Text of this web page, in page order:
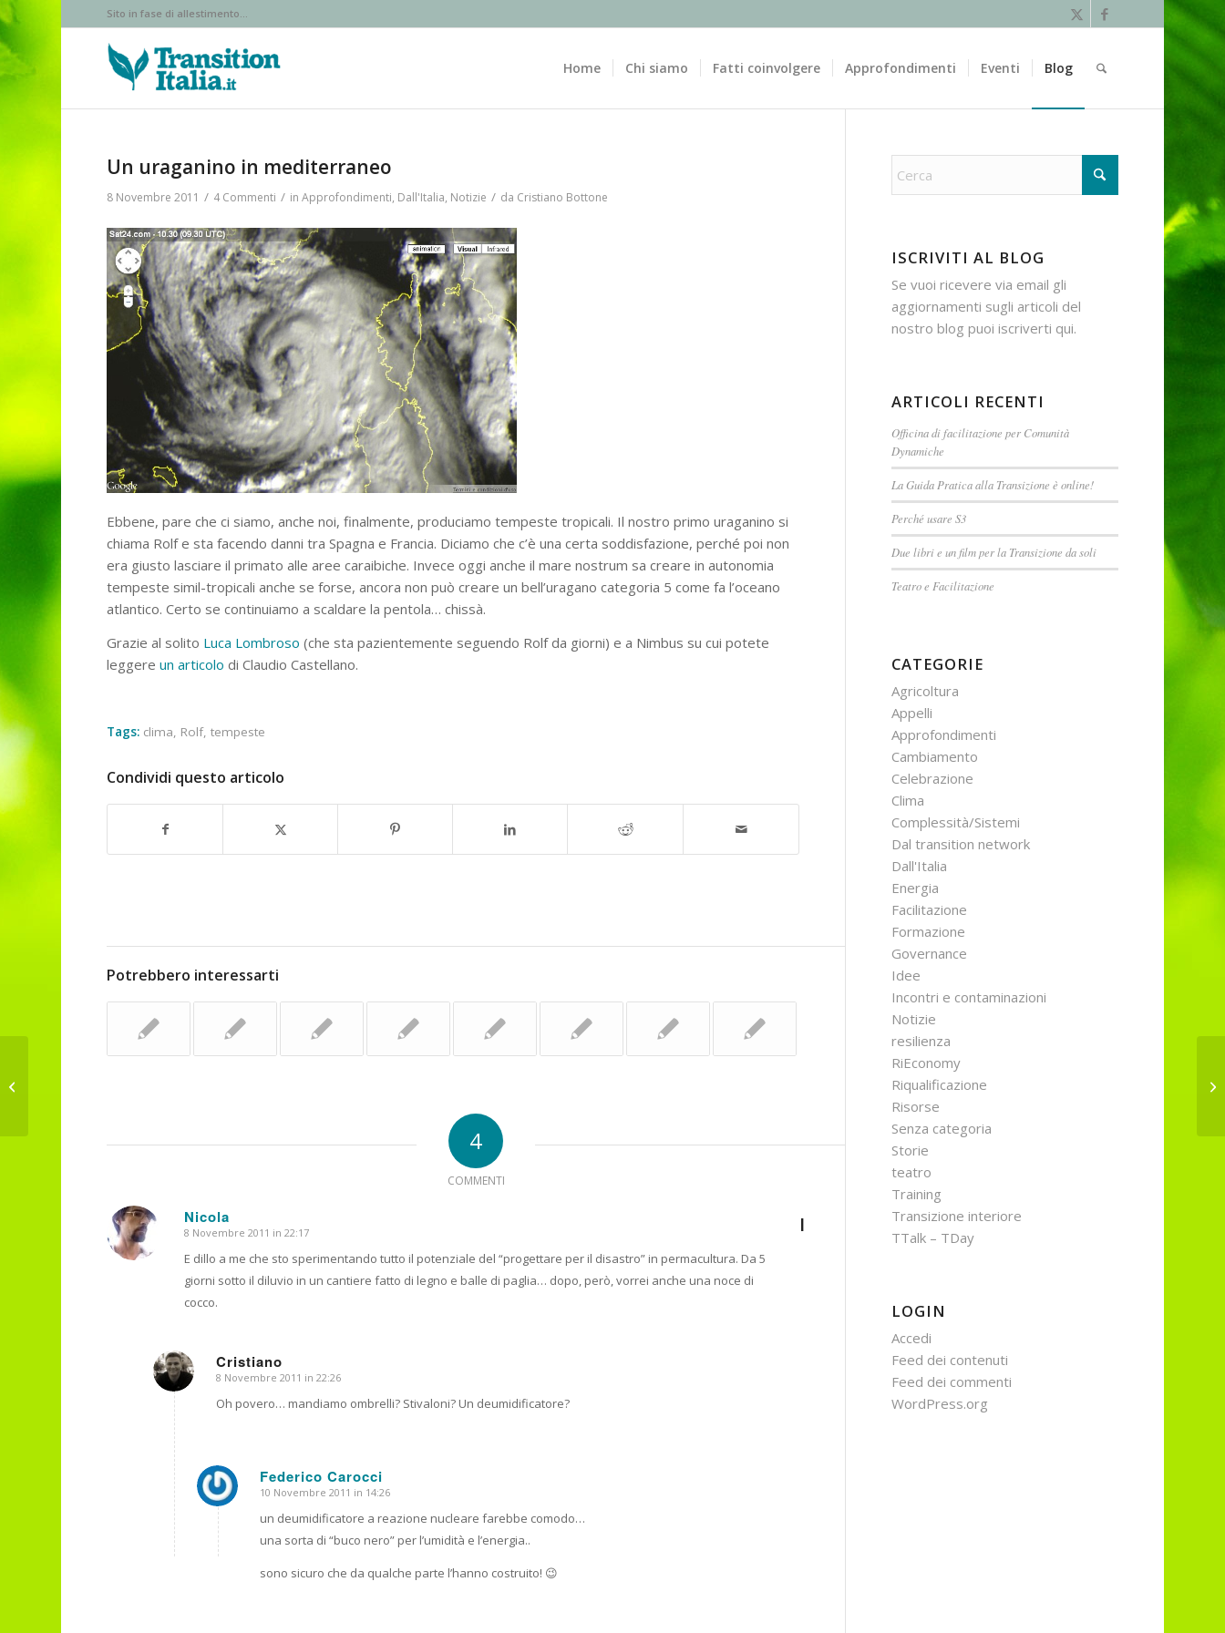
Sito in fase di allestimento...
Home Chi siamo Fatti coinvolgere Approfondimenti Eventi Blog
Un uraganino in mediterraneo
8 Novembre 2011 / 4 Commenti / inApprofondimenti, Dall'Italia, Notizie / da Cristiano Bottone
Ebbene, pare che ci siamo, anche noi, finalmente, produciamo tempeste tropicali. Il nostro primo uraganino si
chiama Rolf e sta facendo danni tra Spagna e Francia. Diciamo che c’è una certa soddisfazione, perché poi non
era giusto lasciare il primato alle aree caraibiche. Invece oggi anche il mare nostrum sa creare in autonomia
tempeste simil-tropicali anche se forse, ancora non può creare un bell’uragano categoria 5 come fa l’oceano
atlantico. Certo se continuiamo a scaldare la pentola… chissà.
Grazie al solito Luca Lombroso (che sta pazientemente seguendo Rolf da giorni) e a Nimbus su cui potete
leggereun articolodi Claudio Castellano.
Tags: clima, Rolf,tempeste
Condividi questo articolo
Potrebbero interessarti
4
COMMENTI
Nicola
dice:
8 Novembre 2011 in 22:17
E dillo a me che sto sperimentando tutto il potenziale del “progettare per il disastro” in permacultura. Da 5
giorni sotto il diluvio in un cantiere fatto di legno e balle di paglia… dopo, però, vorrei anche una noce di
cocco.
Cristiano
dice:
8 Novembre 2011 in 22:26
Oh povero… mandiamo ombrelli? Stivaloni? Un deumidificatore?
Federico Carocci
dice:
10 Novembre 2011 in 14:26
un deumidificatore a reazione nucleare farebbe comodo…
una sorta di “buco nero” per l’umidità e l’energia..
sono sicuro che da qualche parte l’hanno costruito! 😉
I
ISCRIVITI AL BLOG
Se vuoi ricevere via email gli
aggiornamenti sugli articoli del
nostro blog puoi iscriverti qui.
ARTICOLI RECENTI
Officina di facilitazione per Comunità
Dynamiche
La Guida Pratica alla Transizione è online!
Perché usare S3
Due libri e un film per la Transizione da soli
Teatro e Facilitazione
CATEGORIE
Agricoltura
Appelli
Approfondimenti
Cambiamento
Celebrazione
Clima
Complessità/Sistemi
Dal transition network
Dall'Italia
Energia
Facilitazione
Formazione
Governance
Idee
Incontri e contaminazioni
Notizie
resilienza
RiEconomy
Riqualificazione
Risorse
Senza categoria
Storie
teatro
Training
Transizione interiore
TTalk – TDay
LOGIN
Accedi
Feed dei contenuti
Feed dei commenti
WordPress.org